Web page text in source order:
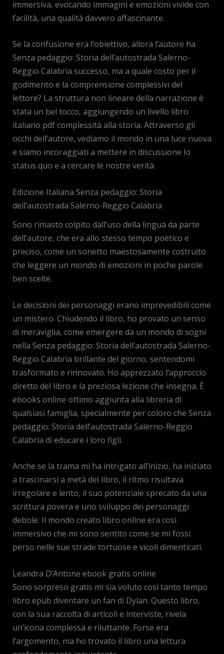
immersiva, evocando immagini e emozioni vivide con
facilità, una qualità davvero affascinante.
Se la confusione era l’obiettivo, allora l’autore ha
Senza pedaggio: Storia dell’autostrada Salerno-
Reggio Calabria successo, ma a quale costo per il
godimento e la comprensione complessivi del
lettore? La struttura non lineare della narrazione è
stata un bel tocco, aggiungendo un livello libro
italiano pdf complessità alla storia. Attraverso gli
occhi dell’autore, vediamo il mondo in una luce nuova
e siamo incoraggiati a mettere in discussione lo
status quo e a cercare le nostre verità.
Edizione Italiana Senza pedaggio: Storia
dell’autostrada Salerno-Reggio Calabria
Sono rimasto colpito dall’uso della lingua da parte
dell’autore, che era allo stesso tempo poetico e
preciso, come un sonetto maestosamente costruito
che leggere un mondo di emozioni in poche parole
ben scelte.
Le decisioni dei personaggi erano imprevedibili come
un mistero. Chiudendo il libro, ho provato un senso
di meraviglia, come emergere da un mondo di sogni
nella Senza pedaggio: Storia dell’autostrada Salerno-
Reggio Calabria brillante del giorno, sentendomi
trasformato e rinnovato. Ho apprezzato l’approccio
diretto del libro e la preziosa lezione che insegna. È
ebooks online ottimo aggiunta alla libreria di
qualsiasi famiglia, specialmente per coloro che Senza
pedaggio: Storia dell’autostrada Salerno-Reggio
Calabria di educare i loro figli.
Anche se la trama mi ha intrigato all’inizio, ha iniziato
a trascinarsi a metà del libro, il ritmo risultava
irregolare e lento, il suo potenziale sprecato da una
scrittura povera e uno sviluppo dei personaggi
debole. Il mondo creato libro online era così
immersivo che mi sono sentito come se mi fossi
perso nelle sue strade tortuose e vicoli dimenticati.
Leandra D’Antone ebook gratis online
Sono sorpreso gratis mi sia voluto così tanto tempo
libro epub diventare un fan di Dylan. Questo libro,
con la sua raccolta di articoli e interviste, rivela
un’icona complessa e riluttante. Forse era
l’argomento, ma ho trovato il libro una lettura